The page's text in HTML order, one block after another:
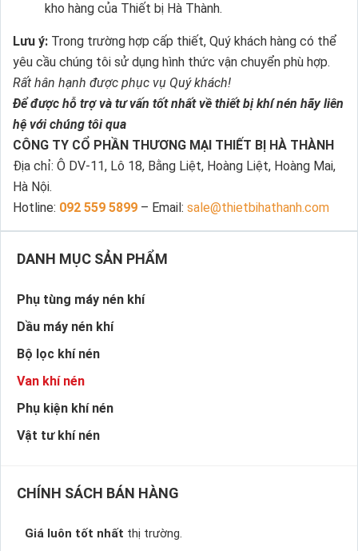
DANH MỤC SẢN PHẨM
Phụ tùng máy nén khí
Dầu máy nén khí
Bộ lọc khí nén
Van khí nén
Phụ kiện khí nén
Vật tư khí nén
CHÍNH SÁCH BÁN HÀNG
Giá luôn tốt nhất thị trường.
kho hàng của Thiết bị Hà Thành.
Lưu ý: Trong trường hợp cấp thiết, Quý khách hàng có thể
yêu cầu chúng tôi sử dụng hình thức vận chuyển phù hợp.
Rất hân hạnh được phục vụ Quý khách!
Để được hỗ trợ và tư vấn tốt nhất về thiết bị khí nén hãy liên
hệ với chúng tôi qua
CÔNG TY CỔ PHẦN THƯƠNG MẠI THIẾT BỊ HÀ THÀNH
Địa chỉ: Ô DV-11, Lô 18, Bằng Liệt, Hoàng Liệt, Hoàng Mai,
Hà Nội.
Hotline: 092 559 5899 – Email: sale@thietbihathanh.com